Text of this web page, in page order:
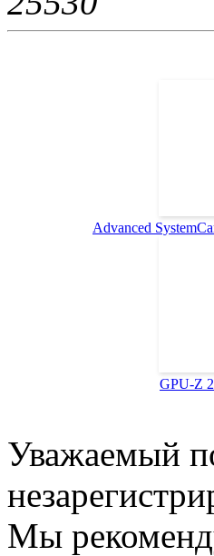
Advanced
GPU-Z
Уважаемый
Мы